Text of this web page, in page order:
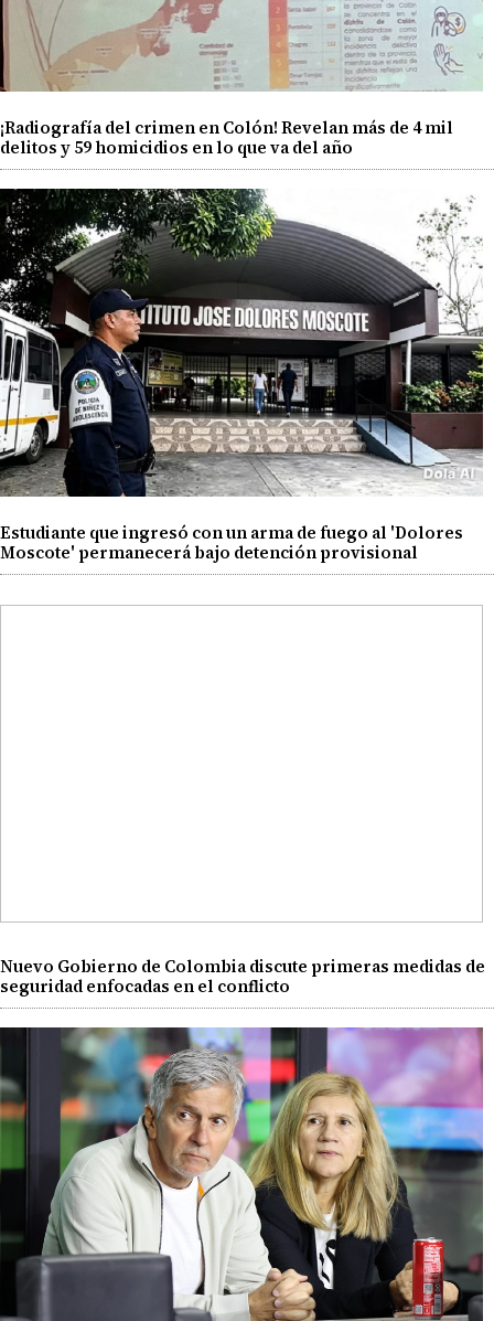
¡Radiografía del crimen en Colón! Revelan más de 4 mil
delitos y 59 homicidios en lo que va del año
Estudiante que ingresó con un arma de fuego al 'Dolores
Moscote' permanecerá bajo detención provisional
Nuevo Gobierno de Colombia discute primeras medidas de
seguridad enfocadas en el conflicto